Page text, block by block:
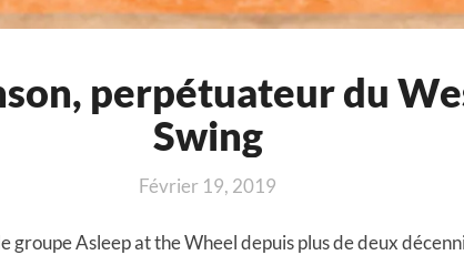
perpétuateur du
Swing
Février 19, 2019
groupe Asleep at the Wheel depuis plus de deux